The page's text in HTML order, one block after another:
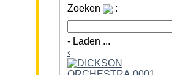
Zoeken
:
- Laden ...
‹